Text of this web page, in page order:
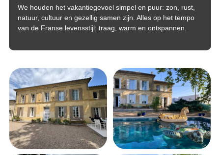
We houden het vakantiegevoel simpel en puur: zon, rust,
natuur, cultuur en gezellig samen zijn. Alles op het tempo
van de Franse levensstijl: traag, warm en ontspannen.